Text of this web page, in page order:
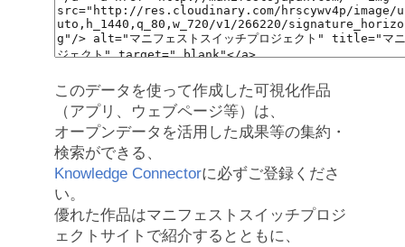
このデータを使って作成した可視化作品
（アプリ、ウェブページ等）は、
オープンデータを活用した成果等の集約・
検索ができる、
Knowledge Connectorに必ずご登録くださ
い。
優れた作品はマニフェストスイッチプロジ
ェクトサイトで紹介するとともに、